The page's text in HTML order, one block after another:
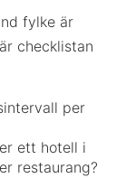
fylke är
checklistan
per
ett hotell i
restaurang?